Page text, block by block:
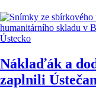
Ústecko
Náklaďák a
zaplnili